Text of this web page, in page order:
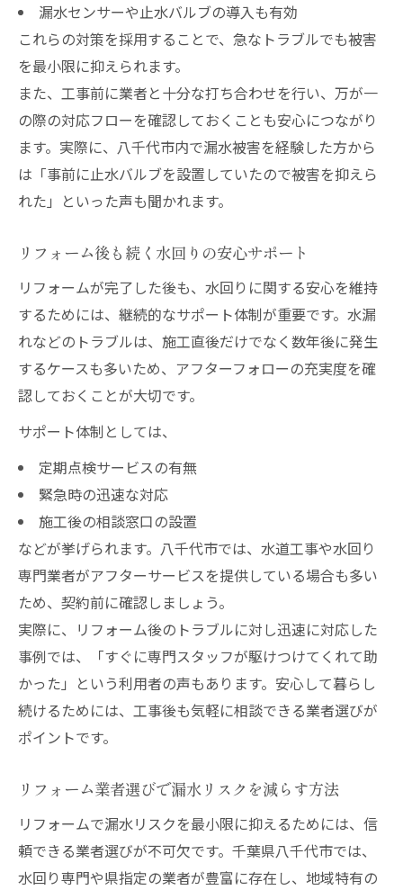
漏水センサーや止水バルブの導入も有効
これらの対策を採用することで、急なトラブルでも被害
を最小限に抑えられます。
また、工事前に業者と十分な打ち合わせを行い、万が一
の際の対応フローを確認しておくことも安心につながり
ます。実際に、八千代市内で漏水被害を経験した方から
は「事前に止水バルブを設置していたので被害を抑えら
れた」といった声も聞かれます。
リフォーム後も続く水回りの安心サポート
リフォームが完了した後も、水回りに関する安心を維持
するためには、継続的なサポート体制が重要です。水漏
れなどのトラブルは、施工直後だけでなく数年後に発生
するケースも多いため、アフターフォローの充実度を確
認しておくことが大切です。
サポート体制としては、
定期点検サービスの有無
緊急時の迅速な対応
施工後の相談窓口の設置
などが挙げられます。八千代市では、水道工事や水回り
専門業者がアフターサービスを提供している場合も多い
ため、契約前に確認しましょう。
実際に、リフォーム後のトラブルに対し迅速に対応した
事例では、「すぐに専門スタッフが駆けつけてくれて助
かった」という利用者の声もあります。安心して暮らし
続けるためには、工事後も気軽に相談できる業者選びが
ポイントです。
リフォーム業者選びで漏水リスクを減らす方法
リフォームで漏水リスクを最小限に抑えるためには、信
頼できる業者選びが不可欠です。千葉県八千代市では、
水回り専門や県指定の業者が豊富に存在し、地域特有の